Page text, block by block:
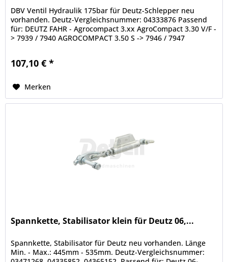
DBV Ventil Hydraulik 175bar für Deutz-Schlepper neu
vorhanden. Deutz-Vergleichsnummer: 04333876 Passend
für: DEUTZ FAHR - Agrocompact 3.xx AgroCompact 3.30 V/F -
> 7939 / 7940 AGROCOMPACT 3.50 S -> 7946 / 7947
107,10 € *
Merken
Spannkette, Stabilisator klein für Deutz 06,...
Spannkette, Stabilisator für Deutz neu vorhanden. Länge
Min. - Max.: 445mm - 535mm. Deutz-Vergleichsnummer: